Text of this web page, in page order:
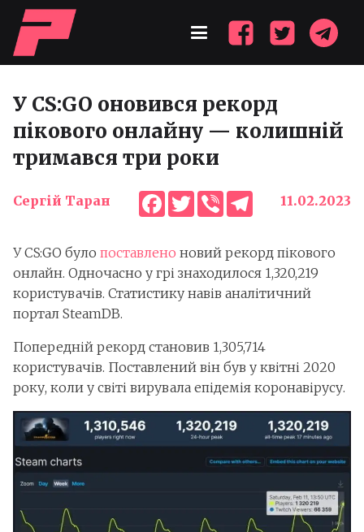
У CS:GO оновився рекорд
пікового онлайну — колишній
тримався три роки
Сергій Таран Facebook
Twitter
ViberTelegram
11.02.2023
У CS:GO було поставлено новий рекорд пікового
онлайн. Одночасно у грі знаходилося 1,320,219
користувачів. Статистику навів аналітичний
портал SteamDB.
Попередній рекорд становив 1,305,714
користувачів. Поставлений він був у квітні 2020
року, коли у світі вирувала епідемія коронавірусу.